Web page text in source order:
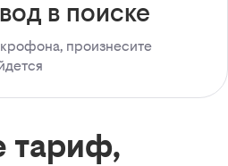
в поиске
произнесите
тариф,